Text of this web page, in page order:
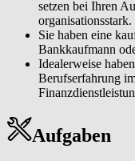
setzen bei Ihren
organisationsstark.
Sie haben eine
Bankkaufmann
Idealerweise
Berufserfahrung
Aufgaben